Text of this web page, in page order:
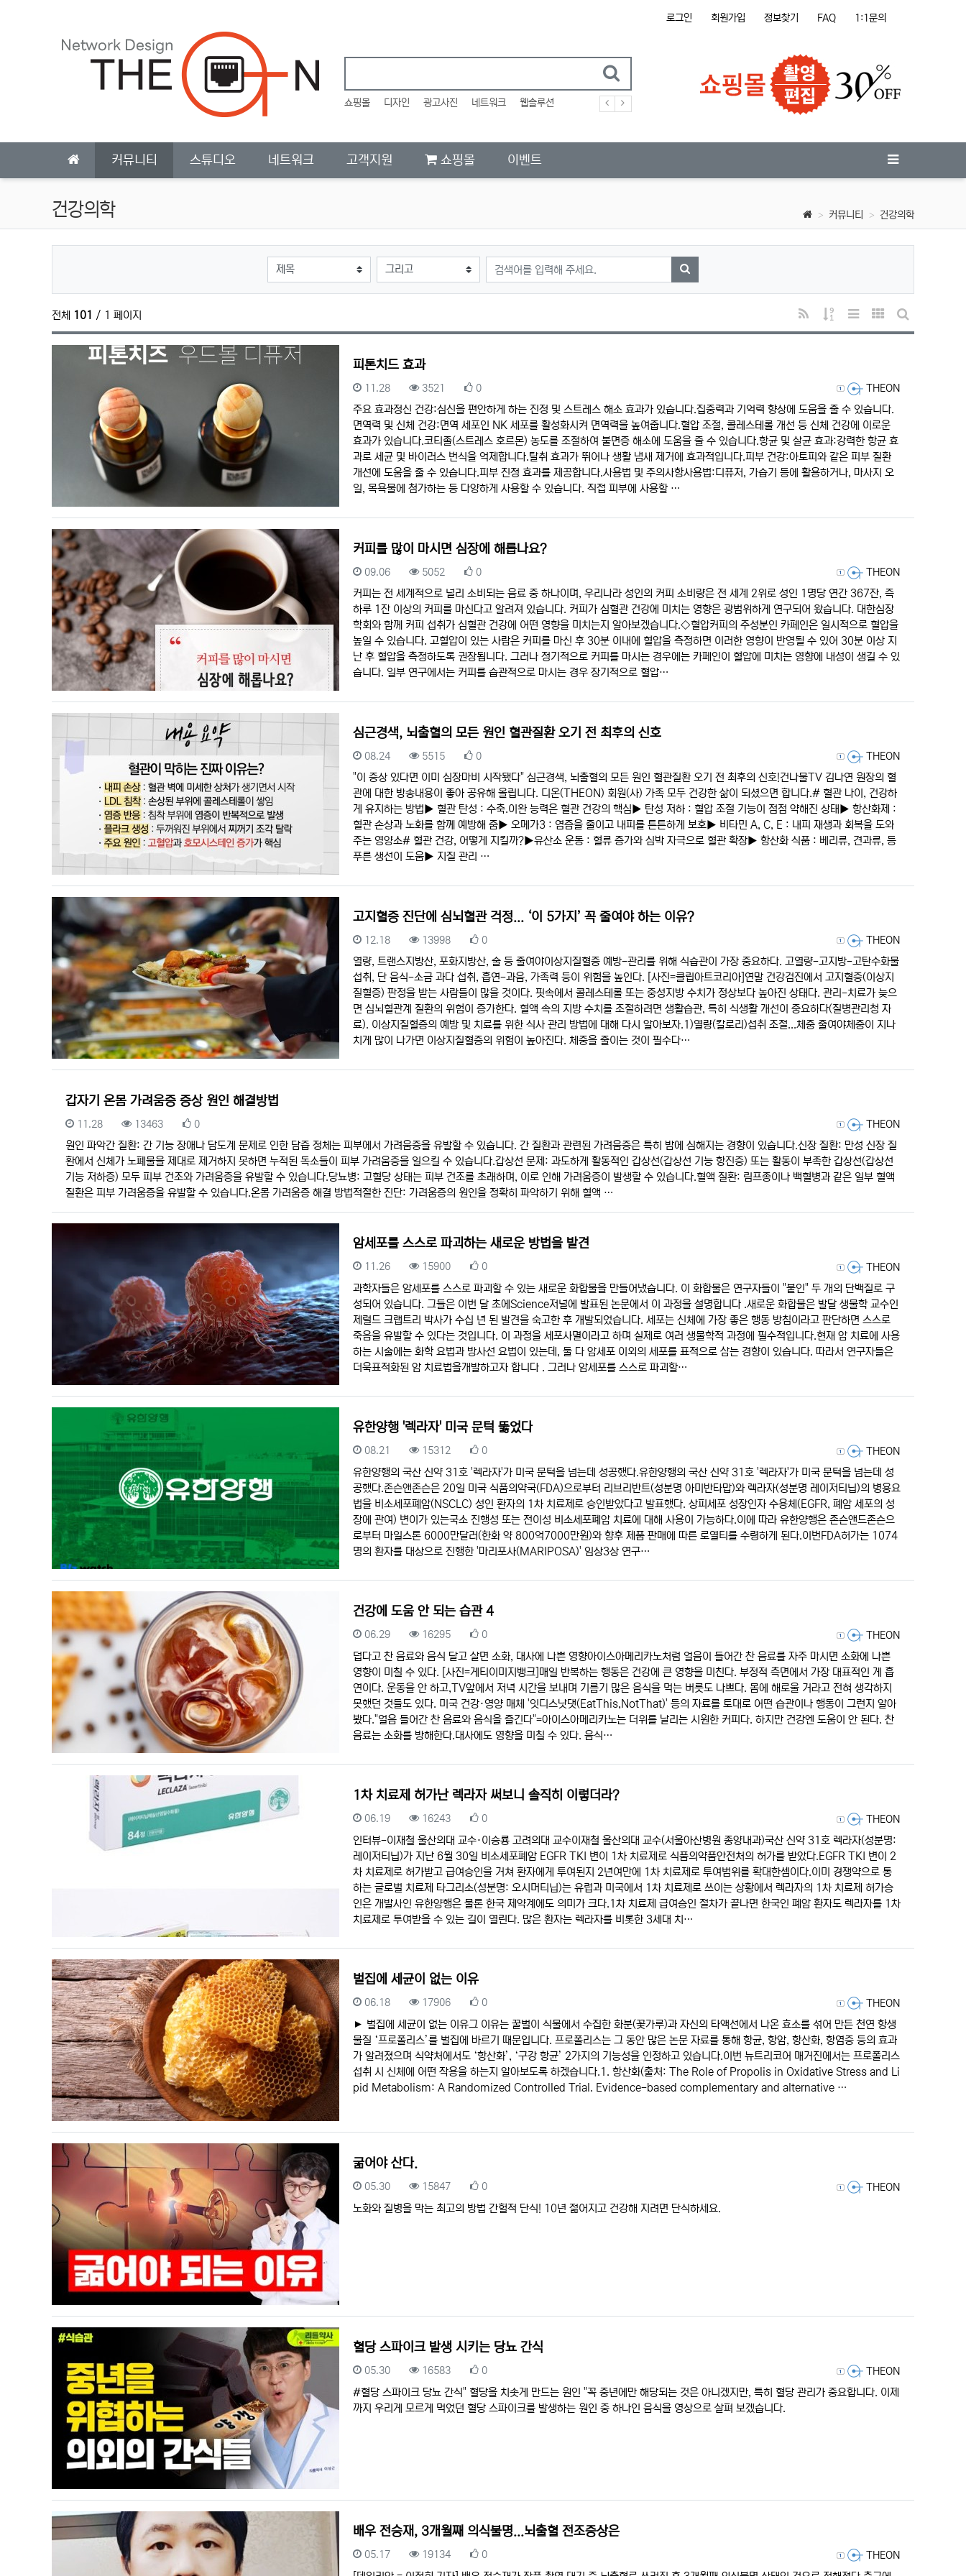
로그인 회원가입 정보찾기 FAQ 1:1문의
쇼핑몰 디자인 광고사진 네트워크 웹솔루션
커뮤니티 스튜디오 네트워크 고객지원 쇼핑몰 이벤트
건강의학 커뮤니티 건강의학
검색대상
검색어
검색하기
전체 101 / 1 페이지 RSS
게시물 정렬
리스트 스타일
갤러리 스타일
게시판 검색
피톤치드 효과
등록자 THEON
등록일
11.28 조회
3521 추천
0
주요 효과정신 건강:심신을 편안하게 하는 진정 및 스트레스 해소 효과가 있습니다.집중력과 기억력 향상에 도움을 줄 수 있습니다.
면역력 및 신체 건강:면역 세포인 NK 세포를 활성화시켜 면역력을 높여줍니다.혈압 조절, 콜레스테롤 개선 등 신체 건강에 이로운
효과가 있습니다.코티졸(스트레스 호르몬) 농도를 조절하여 불면증 해소에 도움을 줄 수 있습니다.항균 및 살균 효과:강력한 항균 효
과로 세균 및 바이러스 번식을 억제합니다.탈취 효과가 뛰어나 생활 냄새 제거에 효과적입니다.피부 건강:아토피와 같은 피부 질환
개선에 도움을 줄 수 있습니다.피부 진정 효과를 제공합니다.사용법 및 주의사항사용법:디퓨저, 가습기 등에 활용하거나, 마사지 오
일, 목욕물에 첨가하는 등 다양하게 사용할 수 있습니다. 직접 피부에 사용할 …
커피를 많이 마시면 심장에 해롭나요?
등록자 THEON
등록일
09.06 조회
5052 추천
0
커피는 전 세계적으로 널리 소비되는 음료 중 하나이며, 우리나라 성인의 커피 소비량은 전 세계 2위로 성인 1명당 연간 367잔, 즉
하루 1잔 이상의 커피를 마신다고 알려져 있습니다. 커피가 심혈관 건강에 미치는 영향은 광범위하게 연구되어 왔습니다. ​대한심장
학회와 함께 커피 섭취가 심혈관 건강에 어떤 영향을 미치는지 알아보겠습니다.​◇혈압커피의 주성분인 카페인은 일시적으로 혈압을
높일 수 있습니다. 고혈압이 있는 사람은 커피를 마신 후 30분 이내에 혈압을 측정하면 이러한 영향이 반영될 수 있어 30분 이상 지
난 후 혈압을 측정하도록 권장됩니다. 그러나 정기적으로 커피를 마시는 경우에는 카페인이 혈압에 미치는 영향에 내성이 생길 수 있
습니다. 일부 연구에서는 커피를 습관적으로 마시는 경우 장기적으로 혈압…
심근경색, 뇌출혈의 모든 원인 혈관질환 오기 전 최후의 신호
등록자 THEON
등록일
08.24 조회
5515 추천
0
"이 증상 있다면 이미 심장마비 시작됐다" 심근경색, 뇌출혈의 모든 원인 혈관질환 오기 전 최후의 신호!건나물TV 김나연 원장의 혈
관에 대한 방송내용이 좋아 공유해 올립니다. 디온(THEON) 회원(사) 가족 모두 건강한 삶이 되셨으면 합니다.# 혈관 나이, 건강하
게 유지하는 방법▶︎ 혈관 탄성 : 수축.이완 능력은 혈관 건강의 핵심▶︎ 탄성 저하 : 혈압 조절 기능이 점점 약해진 상태▶︎ 항산화제 :
혈관 손상과 노화를 함께 예방해 줌▶︎ 오메가3 : 염즘을 줄이고 내피를 튼튼하게 보호▶︎ 비타민 A, C, E : 내피 재생과 회복을 도와
주는 영양소# 혈관 건강, 어떻게 지킬까?▶︎유산소 운동 : 혈류 증가와 심박 자극으로 혈관 확장▶︎ 항산화 식품 : 베리류, 견과류, 등
푸른 생선이 도움▶︎ 지질 관리 …
고지혈증 진단에 심뇌혈관 걱정... ‘이 5가지’ 꼭 줄여야 하는 이유?
등록자 THEON
등록일
12.18 조회
13998 추천
0
열량, 트랜스지방산, 포화지방산, 술 등 줄여야이상지질혈증 예방-관리를 위해 식습관이 가장 중요하다. 고열량-고지방-고탄수화물
섭취, 단 음식-소금 과다 섭취, 흡연-과음, 가족력 등이 위험을 높인다. [사진=클립아트코리아]연말 건강검진에서 고지혈증(이상지
질혈증) 판정을 받는 사람들이 많을 것이다. 핏속에서 콜레스테롤 또는 중성지방 수치가 정상보다 높아진 상태다. 관리-치료가 늦으
면 심뇌혈관계 질환의 위험이 증가한다. 혈액 속의 지방 수치를 조절하려면 생활습관, 특히 식생활 개선이 중요하다(질병관리청 자
료). 이상지질혈증의 예방 및 치료를 위한 식사 관리 방법에 대해 다시 알아보자.1)열량(칼로리)섭취 조절...체중 줄여야체중이 지나
치게 많이 나가면 이상지질혈증의 위험이 높아진다. 체중을 줄이는 것이 필수다…
갑자기 온몸 가려움증 증상 원인 해결방법
등록자 THEON
등록일
11.28 조회
13463 추천
0
원인 파악간 질환: 간 기능 장애나 담도계 문제로 인한 담즙 정체는 피부에서 가려움증을 유발할 수 있습니다. 간 질환과 관련된 가려움증은 특히 밤에 심해지는 경향이 있습니다.신장 질환: 만성 신장 질
환에서 신체가 노폐물을 제대로 제거하지 못하면 누적된 독소들이 피부 가려움증을 일으킬 수 있습니다.갑상선 문제: 과도하게 활동적인 갑상선(갑상선 기능 항진증) 또는 활동이 부족한 갑상선(갑상선
기능 저하증) 모두 피부 건조와 가려움증을 유발할 수 있습니다.당뇨병: 고혈당 상태는 피부 건조를 초래하며, 이로 인해 가려움증이 발생할 수 있습니다.혈액 질환: 림프종이나 백혈병과 같은 일부 혈액
질환은 피부 가려움증을 유발할 수 있습니다.온몸 가려움증 해결 방법적절한 진단: 가려움증의 원인을 정확히 파악하기 위해 혈액 …
암세포를 스스로 파괴하는 새로운 방법을 발견
등록자 THEON
등록일
11.26 조회
15900 추천
0
과학자들은 암세포를 스스로 파괴할 수 있는 새로운 화합물을 만들어냈습니다. 이 화합물은 연구자들이 "붙인" 두 개의 단백질로 구
성되어 있습니다. 그들은 이번 달 초에Science저널에 발표된 논문에서 이 과정을 설명합니다 .새로운 화합물은 발달 생물학 교수인
제럴드 크랩트리 박사가 수십 년 된 발견을 숙고한 후 개발되었습니다. 세포는 신체에 가장 좋은 행동 방침이라고 판단하면 스스로
죽음을 유발할 수 있다는 것입니다. 이 과정을 세포사멸이라고 하며 실제로 여러 생물학적 과정에 필수적입니다.현재 암 치료에 사용
하는 시술에는 화학 요법과 방사선 요법이 있는데, 둘 다 암세포 이외의 세포를 표적으로 삼는 경향이 있습니다. 따라서 연구자들은
더욱표적화된 암 치료법을개발하고자 합니다 . 그러나 암세포를 스스로 파괴할…
유한양행 '렉라자' 미국 문턱 뚫었다
등록자 THEON
등록일
08.21 조회
15312 추천
0
유한양행의 국산 신약 31호 '렉라자'가 미국 문턱을 넘는데 성공했다.유한양행의 국산 신약 31호 '렉라자'가 미국 문턱을 넘는데 성
공했다.존슨앤존슨은 20일 미국 식품의약국(FDA)으로부터 리브리반트(성분명 아미반타맙)와 렉라자(성분명 레이저티닙)의 병용요
법을 비소세포폐암(NSCLC) 성인 환자의 1차 치료제로 승인받았다고 발표했다. 상피세포 성장인자 수용체(EGFR, 폐암 세포의 성
장에 관여) 변이가 있는국소 진행성 또는 전이성 비소세포폐암 치료에 대해 사용이 가능하다.이에 따라 유한양행은 존슨앤드존슨으
로부터 마일스톤 6000만달러(한화 약 800억7000만원)와 향후 제품 판매에 따른 로열티를 수령하게 된다.이번FDA허가는 1074
명의 환자를 대상으로 진행한 '마리포사(MARIPOSA)' 임상3상 연구…
건강에 도움 안 되는 습관 4
등록자 THEON
등록일
06.29 조회
16295 추천
0
덥다고 찬 음료와 음식 달고 살면 소화, 대사에 나쁜 영향아이스아메리카노처럼 얼음이 들어간 찬 음료를 자주 마시면 소화에 나쁜
영향이 미칠 수 있다. [사진=게티이미지뱅크]매일 반복하는 행동은 건강에 큰 영향을 미친다. 부정적 측면에서 가장 대표적인 게 흡
연이다. 운동을 안 하고,TV앞에서 저녁 시간을 보내며 기름기 많은 음식을 먹는 버릇도 나쁘다. 몸에 해로울 거라고 전혀 생각하지
못했던 것들도 있다. 미국 건강·영양 매체 '잇디스낫댓(EatThis,NotThat)' 등의 자료를 토대로 어떤 습관이나 행동이 그런지 알아
봤다."얼음 들어간 찬 음료와 음식을 즐긴다"=아이스아메리카노는 더위를 날리는 시원한 커피다. 하지만 건강엔 도움이 안 된다. 찬
음료는 소화를 방해한다.대사에도 영향을 미칠 수 있다. 음식…
1차 치료제 허가난 렉라자 써보니 솔직히 이렇더라?
등록자 THEON
등록일
06.19 조회
16243 추천
0
인터뷰-이재철 울산의대 교수·이승룡 고려의대 교수이재철 울산의대 교수(서울아산병원 종양내과)국산 신약 31호 렉라자(성분명:
레이저티닙)가 지난 6월 30일 비소세포폐암 EGFR TKI 변이 1차 치료제로 식품의약품안전처의 허가를 받았다.EGFR TKI 변이 2
차 치료제로 허가받고 급여승인을 거쳐 환자에게 투여된지 2년여만에 1차 치료제로 투여범위를 확대한셈이다.이미 경쟁약으로 통
하는 글로벌 치료제 타그리소(성분명: 오시머티닙)는 유럽과 미국에서 1차 치료제로 쓰이는 상황에서 렉라자의 1차 치료제 허가승
인은 개발사인 유한양행은 물론 한국 제약계에도 의미가 크다.1차 치료제 급여승인 절차가 끝나면 한국인 폐암 환자도 렉라자를 1차
치료제로 투여받을 수 있는 길이 열린다. 많은 환자는 렉라자를 비롯한 3세대 치…
벌집에 세균이 없는 이유
등록자 THEON
등록일
06.18 조회
17906 추천
0
► 벌집에 세균이 없는 이유그 이유는 꿀벌이 식물에서 수집한 화분(꽃가루)과 자신의 타액선에서 나온 효소를 섞어 만든 천연 항생
물질 ‘프로폴리스’를 벌집에 바르기 때문입니다. 프로폴리스는 그 동안 많은 논문 자료를 통해 항균, 항암, 항산화, 항염증 등의 효과
가 알려졌으며 식약처에서도 ‘항산화’, ‘구강 항균’ 2가지의 기능성을 인정하고 있습니다.이번 뉴트리코어 매거진에서는 프로폴리스
섭취 시 신체에 어떤 작용을 하는지 알아보도록 하겠습니다.1. 항산화(출처: The Role of Propolis in Oxidative Stress and Li
pid Metabolism: A Randomized Controlled Trial. Evidence-based complementary and alternative …
굶어야 산다.
등록자 THEON
등록일
05.30 조회
15847 추천
0
노화와 질병을 막는 최고의 방법 간헐적 단식! 10년 젊어지고 건강해 지려면 단식하세요.
혈당 스파이크 발생 시키는 당뇨 간식
등록자 THEON
등록일
05.30 조회
16583 추천
0
#혈당 스파이크 당뇨 간식" 혈당을 치솟게 만드는 원인 "꼭 중년에만 해당되는 것은 아니겠지만, 특히 혈당 관리가 중요합니다. 이제
까지 우리게 모르게 먹었던 혈당 스파이크를 발생하는 원인 중 하나인 음식을 영상으로 살펴 보겠습니다.
배우 전승재, 3개월째 의식불명...뇌출혈 전조증상은
등록자 THEON
등록일
05.17 조회
19134 추천
0